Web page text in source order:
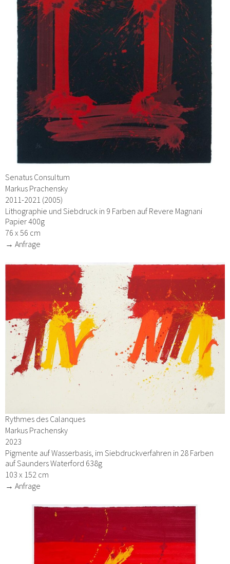
Senatus Consultum
Markus Prachensky
2011-2021 (2005)
Lithographie und Siebdruck in 9 Farben auf Revere Magnani
Papier 400g
76 x 56 cm
→ Anfrage
Rythmes des Calanques
Markus Prachensky
2023
Pigmente auf Wasserbasis, im Siebdruckverfahren in 28 Farben
auf Saunders Waterford 638g
103 x 152 cm
→ Anfrage